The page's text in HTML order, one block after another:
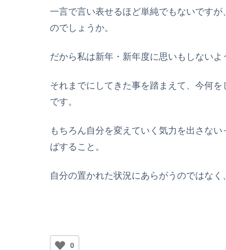
一言で言い表せるほど単純でもないです
のでしょうか。
だから私は新年・新年度に思いもしない
それまでにしてきた事を踏まえて、今何
です。
もちろん自分を変えていく気力を出さな
ばすること。
自分の置かれた状況にあらがうのではな
0